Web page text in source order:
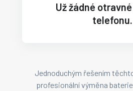
Už žádné
telefonu.
Jednoduchým řešením
profesionální výměna